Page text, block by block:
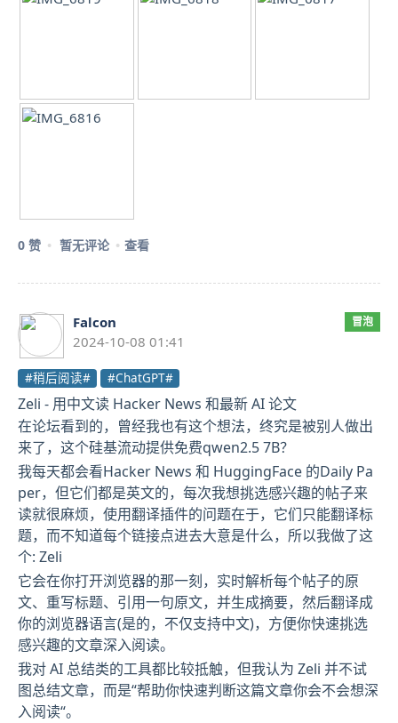
0 赞 暂无评论 查看
Falcon
2024-10-08 01:41
冒泡
#稍后阅读# #ChatGPT#
Zeli - 用中文读 Hacker News 和最新 AI 论文
在论坛看到的，曾经我也有这个想法，终究是被别人做出
来了，这个硅基流动提供免费qwen2.5 7B？
我每天都会看Hacker News 和 HuggingFace 的Daily Pa
per，但它们都是英文的，每次我想挑选感兴趣的帖子来
读就很麻烦，使用翻译插件的问题在于，它们只能翻译标
题，而不知道每个链接点进去大意是什么，所以我做了这
个: Zeli
它会在你打开浏览器的那一刻，实时解析每个帖子的原
文、重写标题、引用一句原文，并生成摘要，然后翻译成
你的浏览器语言(是的，不仅支持中文)，方便你快速挑选
感兴趣的文章深入阅读。
我对 AI 总结类的工具都比较抵触，但我认为 Zeli 并不试
图总结文章，而是“帮助你快速判断这篇文章你会不会想深
入阅读“。